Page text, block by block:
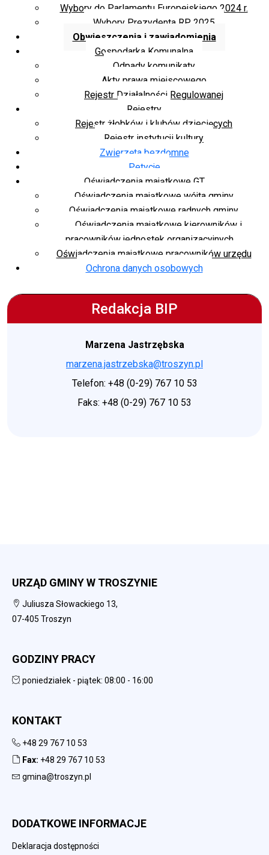
Wybory do Parlamentu Europejskiego 2024 r.
Wybory Prezydenta RP 2025
Obwieszczenia i zawiadomienia
Gospodarka Komunalna
Odpady komunikaty
Akty prawa miejscowego
Rejestr Działalności Regulowanej
Rejestry
Rejestr żłobków i klubów dziecięcych
Rejestr instytucji kultury
Zwierzęta bezdomne
Petycje
Oświadczenia majątkowe GT
Oświadczenia majątkowe wójta gminy
Oświadczenia majątkowe radnych gminy
Oświadczenia majątkowe kierowników i
pracowników jednostek organizacyjnych
Oświadczenia majątkowe pracowników urzędu
Ochrona danych osobowych
Redakcja BIP
Marzena Jastrzębska
marzena.jastrzebska@troszyn.pl
Telefon: +48 (0-29) 767 10 53
Faks: +48 (0-29) 767 10 53
URZĄD GMINY W TROSZYNIE
Juliusza Słowackiego 13,
07-405 Troszyn
GODZINY PRACY
poniedziałek - piątek: 08:00 - 16:00
KONTAKT
+48 29 767 10 53
Fax: +48 29 767 10 53
gmina@troszyn.pl
DODATKOWE INFORMACJE
Deklaracja dostępności